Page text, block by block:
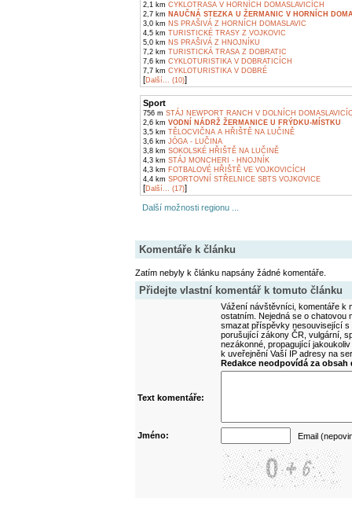
2,1 km CYKLOTRASA V HORNÍCH DOMASLAVICÍCH
2,7 km NAUČNÁ STEZKA U ŽERMANIC V HORNÍCH
3,0 km NS PRAŠIVÁ Z HORNÍCH DOMASLAVIC
4,5 km TURISTICKÉ TRASY Z VOJKOVIC
5,0 km NS PRAŠIVÁ Z HNOJNÍKU
7,2 km TURISTICKÁ TRASA Z DOBRATIC
7,6 km CYKLOTURISTIKA V DOBRATICÍCH
7,7 km CYKLOTURISTIKA V DOBRÉ
[Další... (10)]
Sport
756 m STÁJ NEWPORT RANCH V DOLNÍCH
2,6 km VODNÍ NÁDRŽ ŽERMANICE U FRÝDKU-MÍSTKU
3,5 km TĚLOCVIČNA A HŘIŠTĚ NA LUČINĚ
3,6 km JÓGA - LUČINA
3,8 km SOKOLSKÉ HŘIŠTĚ NA LUČINĚ
4,3 km STÁJ MONCHERI - HNOJNÍK
4,3 km FOTBALOVÉ HŘIŠTĚ VE VOJKOVICÍCH
4,4 km SPORTOVNÍ STŘELNICE SBTS VOJKOVICE
[Další... (17)]
Další možnosti regionu ...
Komentáře k článku
Zatím nebyly k článku napsány žádné komentáře.
Přidejte vlastní komentář k tomuto článku
Vážení návštěvníci, komentáře k
ostatním. Nejedná se o
smazat příspěvky nesouvisející
porušující zákony ČR, vulgární,
nezákonné, propagující
k uveřejnění Vaší IP adresy na
Redakce neodpovídá za
Text komentáře:
Jméno: Email